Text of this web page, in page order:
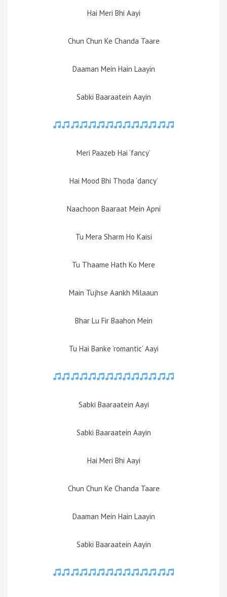
Hai Meri Bhi Aayi
Chun Chun Ke Chanda Taare
Daaman Mein Hain Laayin
Sabki Baaraatein Aayin
Meri Paazeb Hai ‘fancy’
Hai Mood Bhi Thoda ‘dancy’
Naachoon Baaraat Mein Apni
Tu Mera Sharm Ho Kaisi
Tu Thaame Hath Ko Mere
Main Tujhse Aankh Milaaun
Bhar Lu Fir Baahon Mein
Tu Hai Banke ‘romantic’ Aayi
Sabki Baaraatein Aayi
Sabki Baaraatein Aayin
Hai Meri Bhi Aayi
Chun Chun Ke Chanda Taare
Daaman Mein Hain Laayin
Sabki Baaraatein Aayin